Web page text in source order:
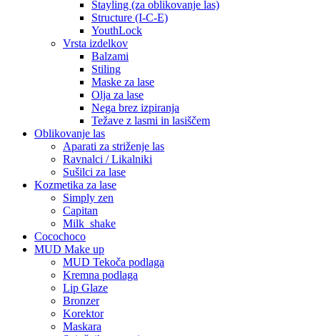
Stayling (za oblikovanje las)
Structure (I-C-E)
YouthLock
Vrsta izdelkov
Balzami
Stiling
Maske za lase
Olja za lase
Nega brez izpiranja
Težave z lasmi in lasiščem
Oblikovanje las
Aparati za striženje las
Ravnalci / Likalniki
Sušilci za lase
Kozmetika za lase
Simply zen
Capitan
Milk_shake
Cocochoco
MUD Make up
MUD Tekoča podlaga
Kremna podlaga
Lip Glaze
Bronzer
Korektor
Maskara